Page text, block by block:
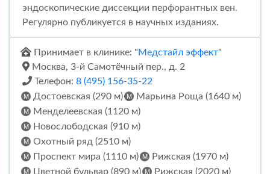
эндоскопические диссекции перфорантных вен.
Регулярно публикуется в научных изданиях.
Принимает в клинике: "Медстайл эффект"
Москва, 3-й Самотёчный пер., д. 2
Телефон: 8 (495) 156-35-22
Достоевская (290 м)
Марьина Роща (1640 м)
Менделеевская (1120 м)
Новослободская (910 м)
Охотный ряд (2510 м)
Проспект мира (1110 м)
Рижская (1970 м)
Цветной бульвар (890 м)
Рижская (2020 м)